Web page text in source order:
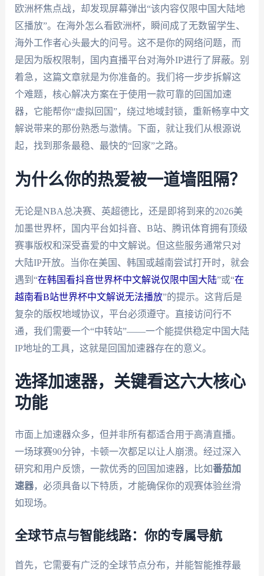
欧洲杯焦点战，却发现屏幕弹出“该内容仅限中国大陆地
区播放”。在海外怎么看欧洲杯，瞬间成了无数留学生、
海外工作者心头最大的问号。这不是你的网络问题，而
是因为版权限制，国内直播平台对海外IP进行了屏蔽。别
着急，这篇文章就是为你准备的。我们将一步步拆解这
个难题，核心解决方案在于使用一款可靠的回国加速
器，它能帮你“虚拟回国”，绕过地域封锁，重新畅享中文
解说带来的那份熟悉与激情。下面，就让我们从根源说
起，找到那条最稳、最快的“回家”之路。
为什么你的热爱被一道墙阻隔？
无论是NBA总决赛、英超德比，还是即将到来的2026美
加墨世界杯，国内平台如抖音、B站、腾讯体育拥有顶级
赛事版权和深受喜爱的中文解说。但这些服务通常只对
大陆IP开放。当你在美国、韩国或越南尝试打开时，就会
遇到“在韩国看抖音世界杯中文解说仅限中国大陆”或“在
越南看B站世界杯中文解说无法播放”的提示。这背后是
复杂的版权地域协议，平台必须遵守。直接访问行不
通，我们需要一个“中转站”——一个能提供稳定中国大陆
IP地址的工具，这就是回国加速器存在的意义。
选择加速器，关键看这六大核心
功能
市面上加速器众多，但并非所有都适合用于高清直播。
一场球赛90分钟，卡顿一次都足以让人崩溃。经过深入
研究和用户反馈，一款优秀的回国加速器，比如番茄加
速器，必须具备以下特质，才能确保你的观赛体验丝滑
如现场。
全球节点与智能线路：你的专属导航
首先，它需要有广泛的全球节点分布，并能智能推荐最